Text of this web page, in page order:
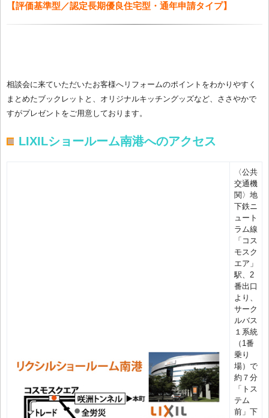
【評価基準型／認定長期優良住宅型・通年申請タイプ】
相談会に来ていただいたお客様へリフォームのポイントをわかりやすく
まとめたブックレットと、オリジナルキッチングッズなど、ささやかで
すがプレゼントをご用意しております。
LIXILショールーム南港へのアクセス
〈公共
交通機
関〉地
下鉄ニ
ュート
ラム線
「コス
モスク
エア」
駅、2
番出口
より、
サーク
ルバス
１系統
（1番
乗り
場）で
約７分
「トス
テム
前」下